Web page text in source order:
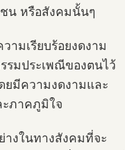
น หรือสังคมนั้นๆ
มเรียบร้อยงดงาม
รมประเพณีของตนไว้
มีความงดงามและ
ภาคภูมิใจ
งในทางสังคมที่จะ